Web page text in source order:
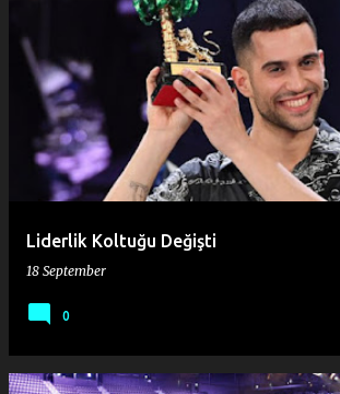
Liderlik Koltuğu Değişti
18 September
0